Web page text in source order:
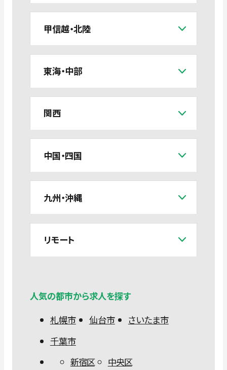
甲信越・北陸
東海・中部
関西
中国・四国
九州・沖縄
リモート
人気の都市から求人を探す
札幌市
仙台市
さいたま市
千葉市
新宿区
中央区